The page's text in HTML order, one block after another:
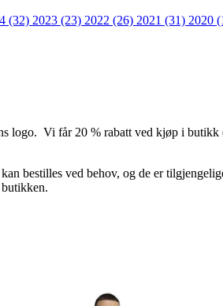
(32) 2023 (23) 2022 (26) 2021 (31) 2020
logo. Vi får 20 % rabatt ved kjøp i butikk
bestilles ved behov, og de er